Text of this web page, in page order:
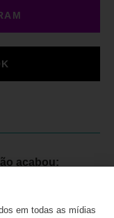
acabou:
em todas as mídias